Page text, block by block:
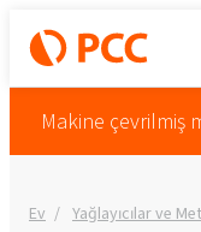
Makine çevrilmiş
Ev Yağlayıcılar ve